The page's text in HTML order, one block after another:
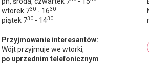
wtorek 730- 1630
piątek 730- 1430
Przyjmowanie interesantów:
Wójt przyjmuje we wtorki,
po uprzednim telefonicznym